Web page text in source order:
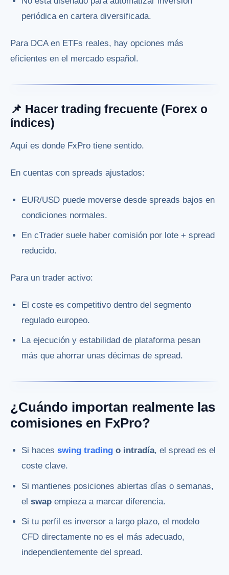
periódica en cartera diversificada.
Para DCA en ETFs reales, hay opciones más
eficientes en el mercado español.
📌 Hacer trading frecuente (Forex o
índices)
Aquí es donde FxPro tiene sentido.
En cuentas con spreads ajustados:
EUR/USD puede moverse desde spreads bajos en
condiciones normales.
En cTrader suele haber comisión por lote + spread
reducido.
Para un trader activo:
El coste es competitivo dentro del segmento
regulado europeo.
La ejecución y estabilidad de plataforma pesan
más que ahorrar unas décimas de spread.
¿Cuándo importan realmente las
comisiones en FxPro?
Si hacesswing trading o intradía, el spread es el
coste clave.
Si mantienes posiciones abiertas días o semanas,
elswap empieza a marcar diferencia.
Si tu perfil es inversor a largo plazo, el modelo
CFD directamente no es el más adecuado,
independientemente del spread.